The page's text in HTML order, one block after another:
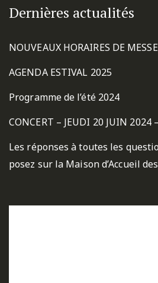
Dernières actualités
NOUVEAUX HORAIRES DE MESSE
AGENDA ESTIVAL 2025
Programme de l’été 2024
CONCERT – JEUDI 20 JUIN 2024
Les réponses à toutes les
posez sur la Maison d’Accueil